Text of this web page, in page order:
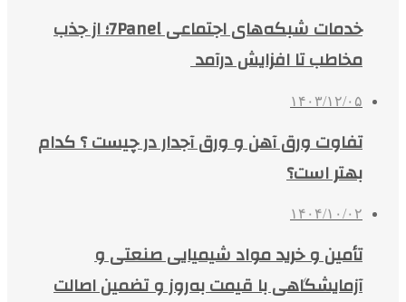
خدمات شبکه‌های اجتماعی 7Panel؛ از جذب
مخاطب تا افزایش درآمد
۱۴۰۳/۱۲/۰۵
تفاوت ورق آهن و ورق آجدار در چیست ؟ کدام
بهتر است؟
۱۴۰۴/۱۰/۰۲
تأمین و خرید مواد شیمیایی صنعتی و
آزمایشگاهی با قیمت به‌روز و تضمین اصالت